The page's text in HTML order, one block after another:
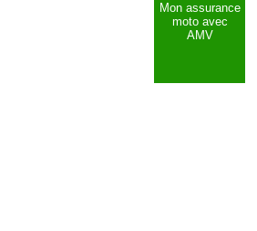
Mon assurance
moto avec
AMV